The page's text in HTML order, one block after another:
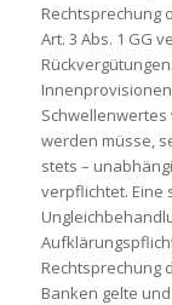
Rechtsprechung
Art. 3 Abs. 1 GG
werden müsse,
stets –
verpflichtet. Eine
Rechtsprechung
Banken gelte